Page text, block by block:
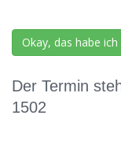
Okay, das habe
Der Termin
1502